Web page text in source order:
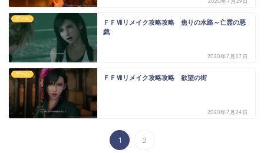
ゲーム
ＦＦⅦリメイク攻略攻略 焦りの水路～亡霊の悪
戯
2020年7月27日
ゲーム
ＦＦⅦリメイク攻略攻略 欲望の街
2020年7月24日
1 2